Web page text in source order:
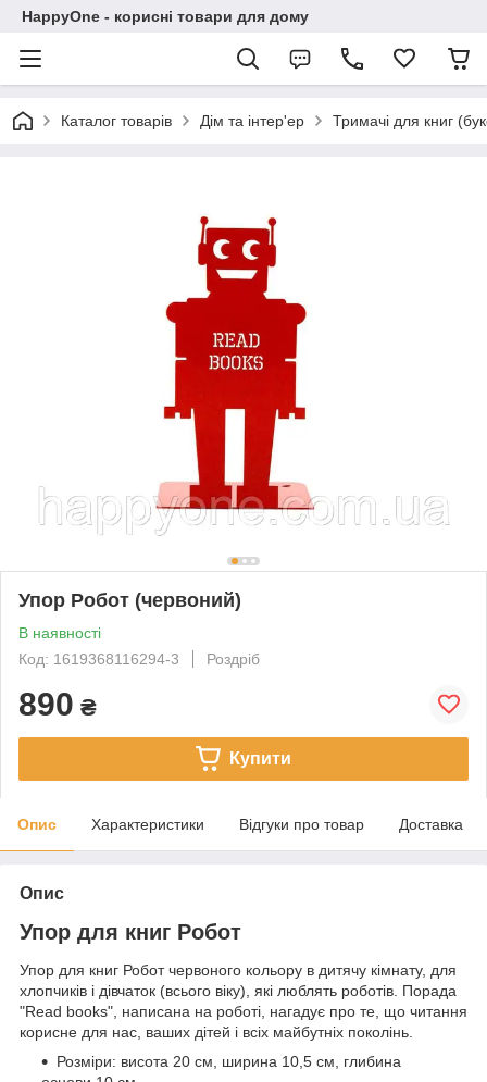
HappyOne - корисні товари для дому
Каталог товарів Дім та інтер'ер Тримачі для книг
Упор Робот (червоний)
В наявності
Код: 1619368116294-3
Роздріб
890 ₴
Купити
Опис Характеристики Відгуки про товар Доставка
Опис
Упор для книг Робот
Упор для книг Робот червоного кольору в дитячу кімнату, для
хлопчиків і дівчаток (всього віку), які люблять роботів. Порада
"Read books", написана на роботі, нагадує про те, що читання
корисне для нас, ваших дітей і всіх майбутніх поколінь.
Розміри: висота 20 см, ширина 10,5 см, глибина